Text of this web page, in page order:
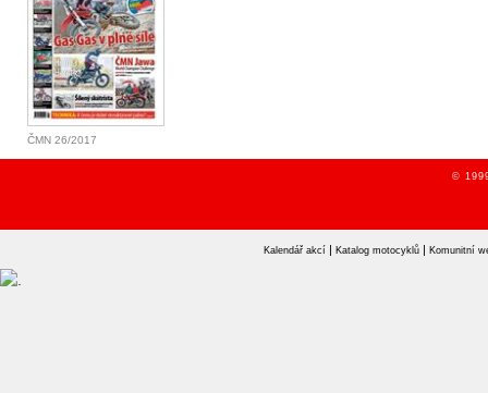
ČMN 26/2017
©
Kalendář akcí |Katalog motocyklů |Komunitní